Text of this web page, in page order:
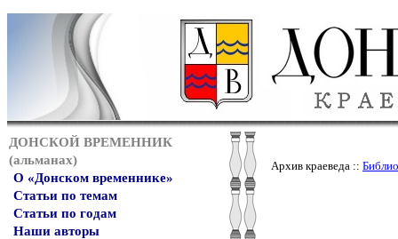
ДОНСКОЙ ВРЕМЕННИК
(альманах)
О «Донском временнике»
Статьи по темам
Статьи по годам
Наши авторы
Архив краеведа ::